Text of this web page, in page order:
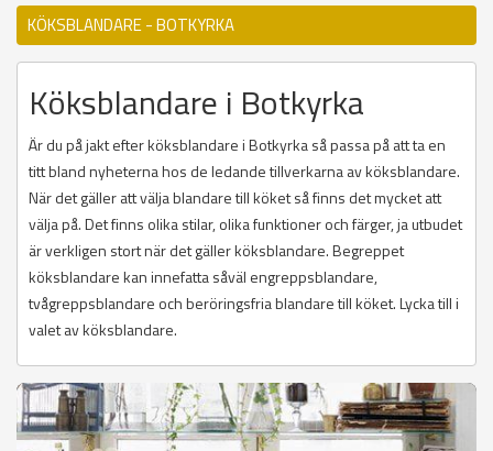
KÖKSBLANDARE - BOTKYRKA
Köksblandare i Botkyrka
Är du på jakt efter köksblandare i Botkyrka så passa på att ta en
titt bland nyheterna hos de ledande tillverkarna av köksblandare.
När det gäller att välja blandare till köket så finns det mycket att
välja på. Det finns olika stilar, olika funktioner och färger, ja utbudet
är verkligen stort när det gäller köksblandare. Begreppet
köksblandare kan innefatta såväl engreppsblandare,
tvågreppsblandare och beröringsfria blandare till köket. Lycka till i
valet av köksblandare.